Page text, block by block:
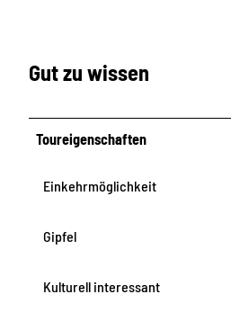
Gut zu wissen
Toureigenschaften
Einkehrmöglichkeit
Gipfel
Kulturell interessant